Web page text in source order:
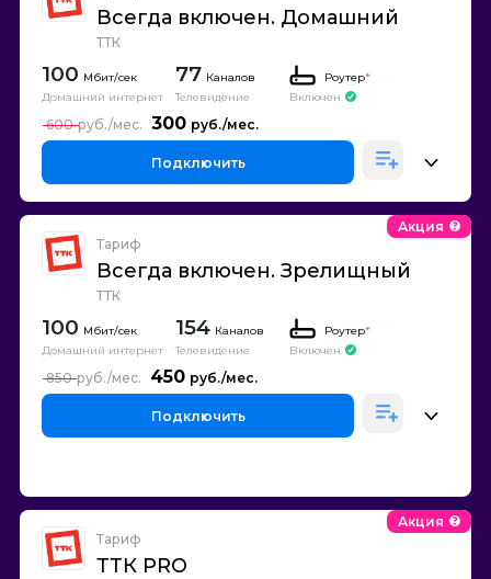
Всегда включен. Домашний
ТТК
100
Домашний интернет
77 Каналов
Телевидение
Роутер*
Включен
300
600
Подключить
Тариф
Всегда включен. Зрелищный
ТТК
Акция
100
Домашний интернет
154 Каналов
Телевидение
Роутер*
Включен
450
850
Подключить
Тариф
ТТК PRO
Акция